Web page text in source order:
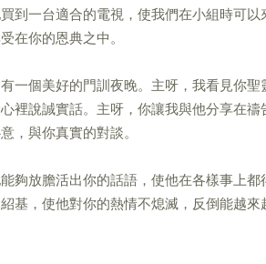
到一台適合的電視，使我們在小組時可
在你的恩典之中。
一個美好的門訓夜晚。主呀，我看見你
裡說誠實話。主呀，你讓我與他分享在禱
，與你真實的對談。
夠放膽活出你的話語，使他在各樣事上
基，使他對你的熱情不熄滅，反倒能越